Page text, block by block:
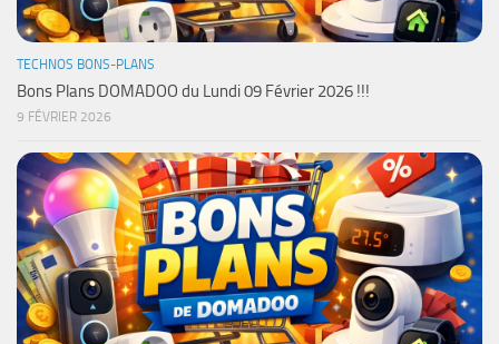
TECHNOS BONS-PLANS
Bons Plans DOMADOO du Lundi 09 Février 2026 !!!
9 FÉVRIER 2026